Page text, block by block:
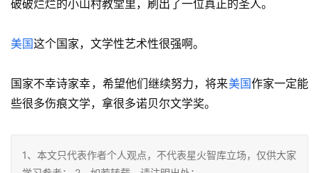
破破烂烂的小山村教堂里，刷出了一位真正的圣人。
美国这个国家，文学性艺术性很强啊。
国家不幸诗家幸，希望他们继续努力，将来美国作家一定能
些很多伤痕文学，拿很多诺贝尔文学奖。
1、本文只代表作者个人观点，不代表星火智库立场，仅供大家